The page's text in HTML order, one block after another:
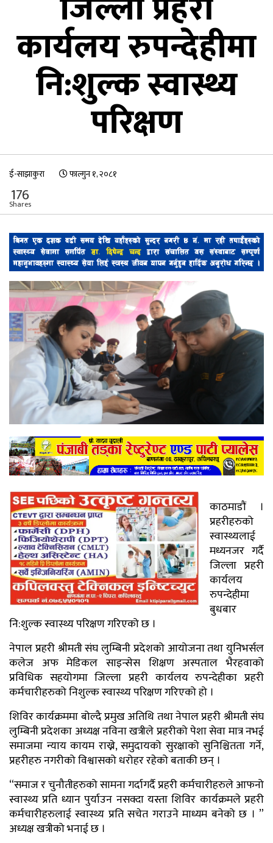
कार्यलय रुपन्देहीमा
नि:शुल्क स्वास्थ्य
परिक्षण
ई-साझाकुरा फाल्गुन १, २०८१
176
Shares
काठमाडौं ।
प्रहरीहरुको
स्वास्थ्यलाई
मध्यनजर गर्दै
जिल्ला प्रहरी
कार्यलय
रुपन्देहीमा
बुधबार
नि:शुल्क स्वास्थ्य परिक्षण गरिएको छ ।
नेपाल प्रहरी श्रीमती संघ लुम्बिनी प्रदेशको आयोजना तथा युनिभर्सल
कलेज अफ मेडिकल साइन्सेस शिक्षण अस्पताल भैरहवाको
प्रविधिक सहयोगमा जिल्ला प्रहरी कार्यलय रुपन्देहीका प्रहरी
कर्मचारीहरुको निशुल्क स्वास्थ्य परिक्षण गरिएको हो ।
शिविर कार्यक्रममा बोल्दै प्रमुख अतिथि तथा नेपाल प्रहरी श्रीमती संघ
लुम्बिनी प्रदेशका अध्यक्ष नविना खत्रीले प्रहरीको पेशा सेवा मात्र नभई
समाजमा न्याय कायम राख्ने, समुदायको सुरक्षाको सुनिश्चितता गर्ने,
प्रहरीहरु नगरीको विश्वासको धरोहर रहेको बताकी छन् ।
“समाज र चुनौतीहरुको सामना गर्दागर्दै प्रहरी कर्मचारीहरुले आफनो
स्वास्थ्य प्रति ध्यान पुर्याउन नसक्दा यस्ता शिविर कार्यक्रमले प्रहरी
कर्मचारीहरुलाई स्वास्थ्य प्रति सचेत गराउने माध्यम बनेको छ । ”
अध्यक्ष खत्रीको भनाई छ ।